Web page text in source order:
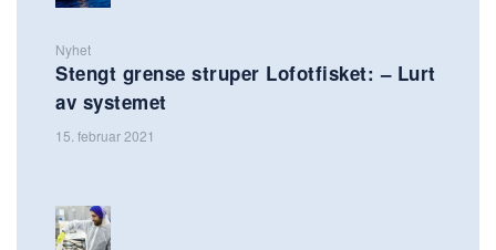
Nyhet
Stengt grense struper Lofotfisket: – Lurt
av systemet
15. februar 2021